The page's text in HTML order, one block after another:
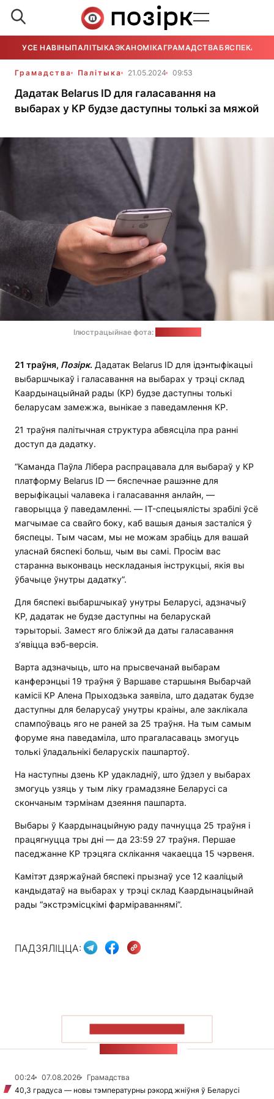
УСЕ НАВІНЫПАЛІТЫКАЭКАНОМІКАГРАМАДСТВАБЯСПЕКА
Грамадства Палітыка 21.05.2024 09:53
Дадатак Belarus ID для галасавання на
выбарах у КР будзе даступны толькі за мяжой
Ілюстрацыйнае фота:
21 траўня, Позірк. Дадатак Belarus ID для ідэнтыфікацыі
выбаршчыкаў і галасавання на выбарах у трэці склад
Каардынацыйнай рады (КР) будзе даступны толькі
беларусам замежжа, вынікае з паведамлення КР.
21 траўня палітычная структура абвясціла пра ранні
доступ да дадатку.
“Каманда Паўла Лібера распрацавала для выбараў у КР
платформу Belarus ID — бяспечнае рашэнне для
верыфікацыі чалавека і галасавання анлайн, —
гаворыцца ў паведамленні. — IT-спецыялісты зрабілі ўсё
магчымае са свайго боку, каб вашыя даныя засталіся ў
бяспецы. Тым часам, мы не можам зрабіць для вашай
уласнай бяспекі больш, чым вы самі. Просім вас
старанна выконваць нескладаныя інструкцыі, якія вы
ўбачыце ўнутры дадатку”.
Для бяспекі выбаршчыкаў унутры Беларусі, адзначыў
КР, дадатак не будзе даступны на беларускай
тэрыторыі. Замест яго бліжэй да даты галасавання
з’явіцца вэб-версія.
Варта адзначыць, што на прысвечанай выбарам
канферэнцыі 19 траўня ў Варшаве старшыня Выбарчай
камісіі КР Алена Прыходзька заявіла, што дадатак будзе
даступны для беларусаў унутры краіны, але заклікала
спампоўваць яго не раней за 25 траўня. На тым самым
форуме яна паведаміла, што прагаласаваць змогуць
толькі ўладальнікі беларускіх пашпартоў.
На наступны дзень КР удакладніў, што ўдзел у выбарах
змогуць узяць у тым ліку грамадзяне Беларусі са
скончаным тэрмінам дзеяння пашпарта.
Выбары ў Каардынацыйную раду пачнуцца 25 траўня і
працягнуцца тры дні — да 23:59 27 траўня. Першае
паседжанне КР трэцяга склікання чакаецца 15 чэрвеня.
Камітэт дзяржаўнай бяспекі прызнаў усе 12 кааліцый
кандыдатаў на выбарах у трэці склад Каардынацыйнай
рады “экстрэмісцкімі фарміраваннямі”.
ПАДЗЯЛІЦЦА:
00:24 07.08.2026
Грамадства
40,3 градуса — новы тэмпературны рэкорд жніўня ў Беларусі